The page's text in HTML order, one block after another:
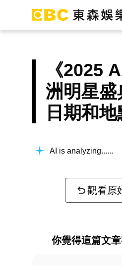
《2025
洲明星
日期和
AI is analyzing...
觀看原
你覺得這篇文